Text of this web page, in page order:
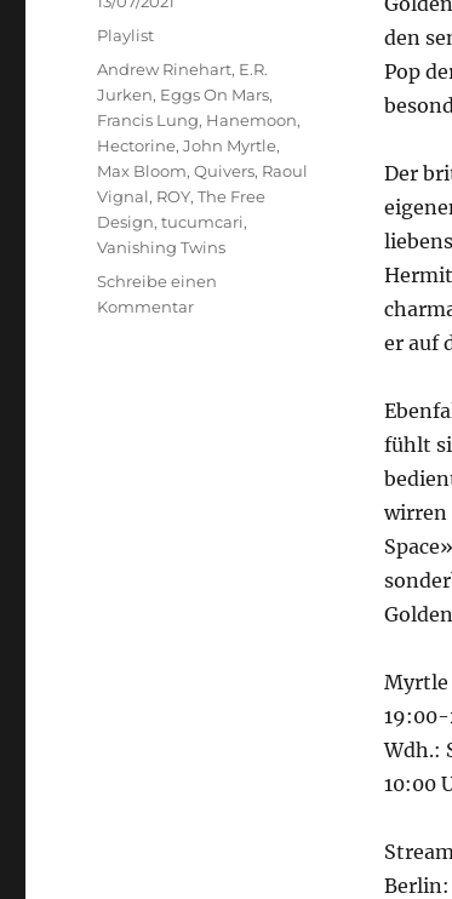
den
Pop
Der
er auf
fühlt
wirren
Myrtle
19:00-
Wdh.:
10:00
Berlin:
am
Kategorien
Playlist
Schlagwörter
Andrew Rinehart, E.R.
Jurken, Eggs On Mars,
Francis Lung, Hanemoon,
Hectorine,John Myrtle,
Max Bloom,Quivers, Raoul
Vignal, ROY,The Free
Design,tucumcari,
Vanishing Twins
Schreibe einen
Kommentarzu